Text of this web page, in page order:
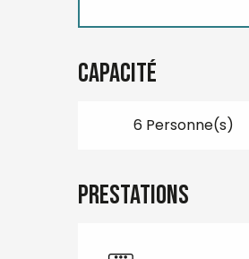
Capacité
6 Personne(s)
Prestations